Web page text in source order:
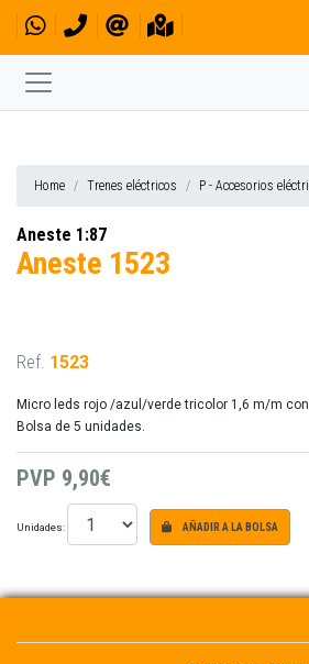
Home Trenes eléctricos P - Accesorios
Aneste 1:87
Aneste 1523
Ref. 1523
Micro leds rojo /azul/verde tricolor 1,6 m/m
Bolsa de 5 unidades.
PVP 9,90€
Unidades: AÑADIR A LA BOLSA